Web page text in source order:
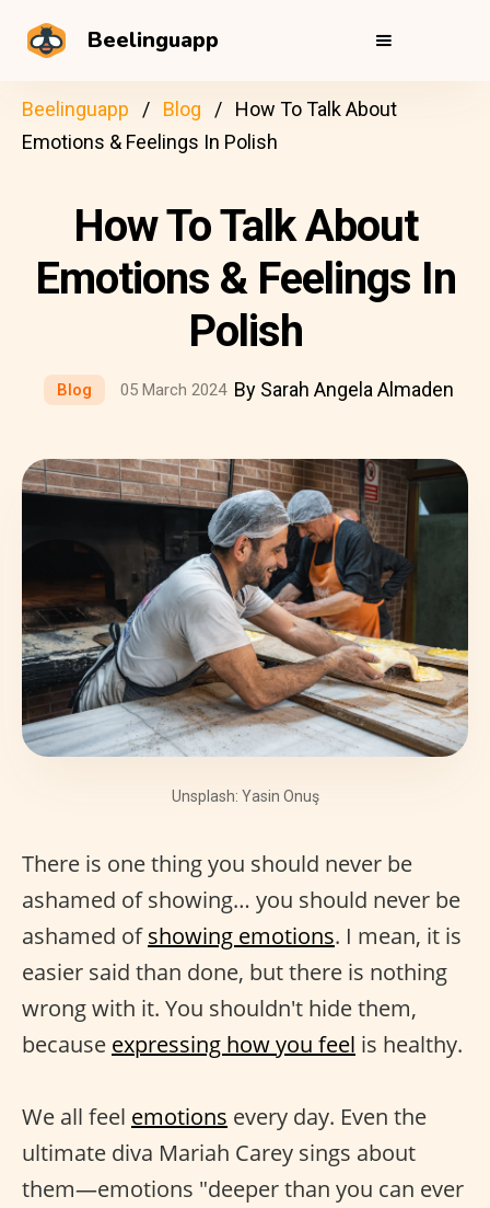
Beelinguapp
Beelinguapp Blog
How To Talk About
Emotions & Feelings In Polish
How To Talk About
Emotions & Feelings In
Polish
Blog 05 March 2024 By Sarah Angela Almaden
Unsplash: Yasin Onuş
There is one thing you should never be
ashamed of showing… you should never be
ashamed ofshowing emotions. I mean, it is
easier said than done, but there is nothing
wrong with it. You shouldn't hide them,
because expressing how you feel is healthy.
We all feel emotions every day. Even the
ultimate diva Mariah Carey sings about
them—emotions "deeper than you can ever